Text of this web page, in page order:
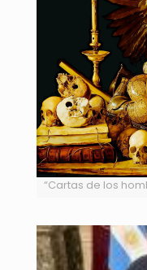
“Cartas de los